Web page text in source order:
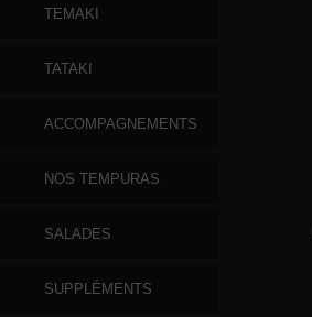
TEMAKI
TATAKI
ACCOMPAGNEMENTS
NOS TEMPURAS
SALADES
SUPPLÉMENTS